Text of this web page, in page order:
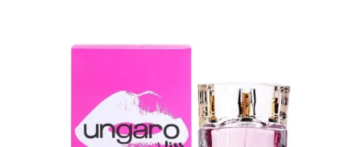
/ Нишевая